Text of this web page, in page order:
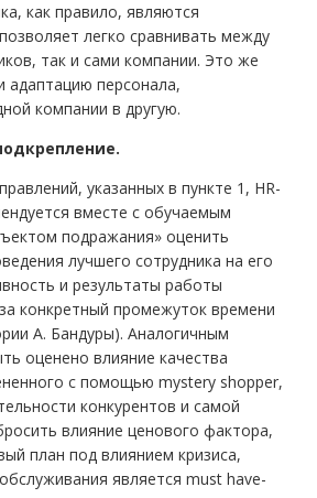
как правило, являются
легко сравнивать между
так и сами компании. Это же
персонала,
компании в другую.
указанных в пункте 1, HR-
вместе с обучаемым
подражания» оценить
лучшего сотрудника на его
и результаты работы
конкретный промежуток времени
А. Бандуры). Аналогичным
оценено влияние качества
с помощью mystery shopper,
конкурентов и самой
влияние ценового фактора,
план под влиянием кризиса,
является must have-